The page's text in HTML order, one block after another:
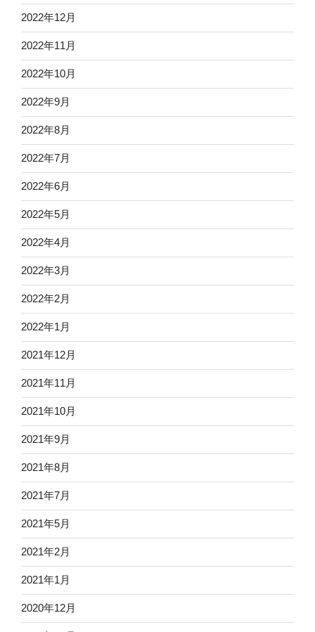
2022年12月
2022年11月
2022年10月
2022年9月
2022年8月
2022年7月
2022年6月
2022年5月
2022年4月
2022年3月
2022年2月
2022年1月
2021年12月
2021年11月
2021年10月
2021年9月
2021年8月
2021年7月
2021年5月
2021年2月
2021年1月
2020年12月